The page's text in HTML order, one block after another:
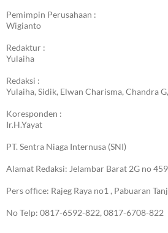
Pemimpin Perusahaan :
Wigianto
Redaktur :
Yulaiha
Redaksi :
Yulaiha, Sidik, Elwan Charisma, Chandra
Koresponden :
Ir.H.Yayat
PT. Sentra Niaga Internusa (SNI)
Alamat Redaksi: Jelambar Barat 2G no
Pers office: Rajeg Raya no1 , Pabuaran
No Telp: 0817-6592-822, 0817-6708-822